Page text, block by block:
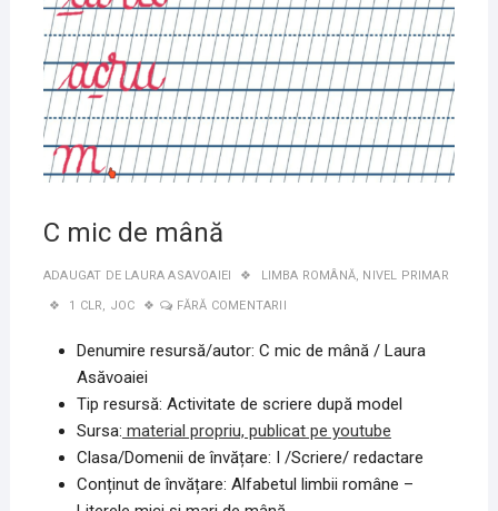
C mic de mână
ADAUGAT DE LAURA ASAVOAIEI LIMBA ROMÂNĂ, NIVEL PRIMAR
1 CLR, JOC FĂRĂ COMENTARII
Denumire resursă/autor: C mic de mână / Laura
Asăvoaiei
Tip resursă: Activitate de scriere după model
Sursa: material propriu, publicat pe youtube
Clasa/Domenii de învățare: I /Scriere/ redactare
Conținut de învățare: Alfabetul limbii române –